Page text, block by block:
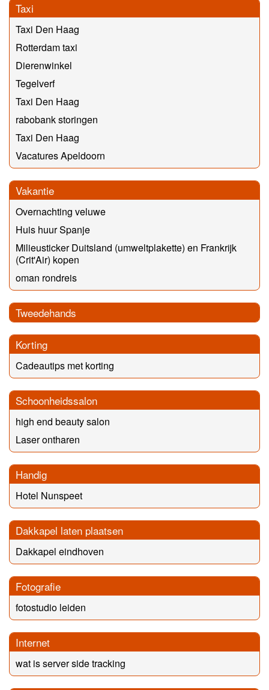
Taxi
Taxi Den Haag
Rotterdam taxi
Dierenwinkel
Tegelverf
Taxi Den Haag
rabobank storingen
Taxi Den Haag
Vacatures Apeldoorn
Vakantie
Overnachting veluwe
Huis huur Spanje
Milieusticker Duitsland (umweltplakette) en Frankrijk
(Crit'Air) kopen
oman rondreis
Tweedehands
Korting
Cadeautips met korting
Schoonheidssalon
high end beauty salon
Laser ontharen
Handig
Hotel Nunspeet
Dakkapel laten plaatsen
Dakkapel eindhoven
Fotografie
fotostudio leiden
Internet
wat is server side tracking